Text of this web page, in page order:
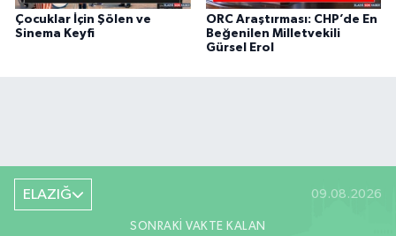
Çocuklar İçin Şölen ve
Sinema Keyfi
ORC Araştırması: CHP’de En
Beğenilen Milletvekili
Gürsel Erol
ELAZIĞ 09.08.2026
SONRAKI VAKTE KALAN